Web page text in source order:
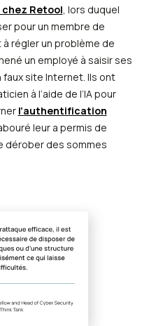
chez Retool , lors duquel
pour un membre de
régler un problème de
un employé à saisir ses
site Internet. Ils ont
à l’aide de l’IA pour
l’authentification
leur a permis de
dérober des sommes